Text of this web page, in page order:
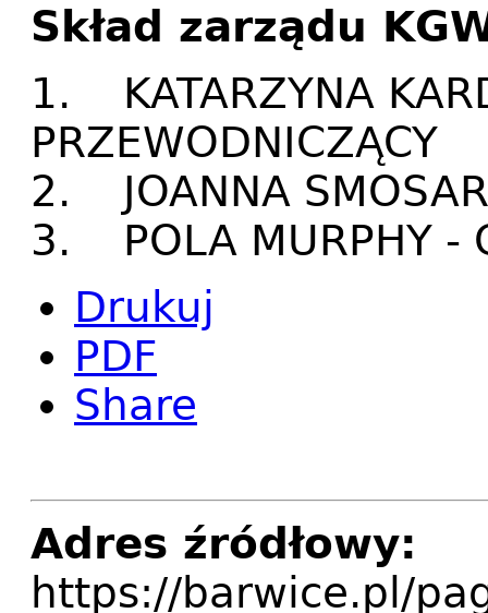
Skład zarządu
1. KATARZYNA
PRZEWODNICZĄCY
2. JOANNA
3. POLA MURPHY -
Drukuj
PDF
Share
Adres źródłowy:
https://barwice.pl/